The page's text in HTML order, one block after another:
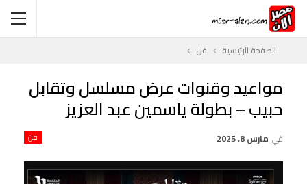
الصفحة الرئيسية فن
مواعيد وقنوات عرض مسلسل وتقابل
حبيب – بطولة ياسمين عبد العزيز
فن في مارس 8, 2025